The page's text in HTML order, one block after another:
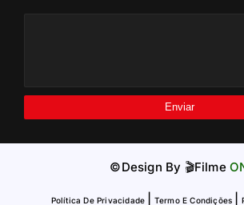
©Design By 🎬Filme
Política De Privacidade Termo E Condições